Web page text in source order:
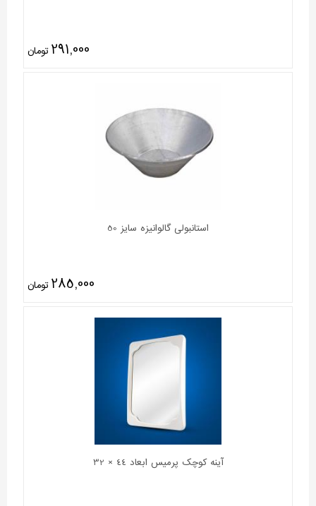
291,000 تومان
استانبولی گالوانیزه سایز 50
285,000 تومان
آینه کوچک پرمیس ابعاد 44 × 32